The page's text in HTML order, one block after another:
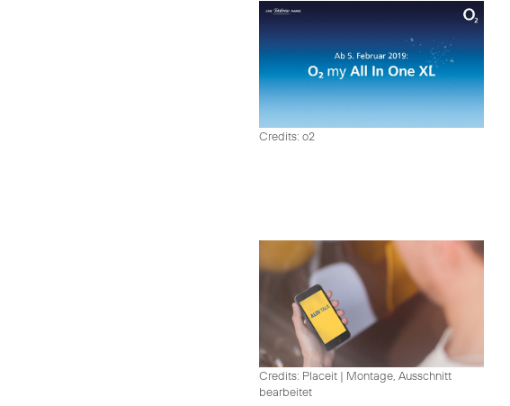
Credits: o2
Credits: Placeit | Montage, Ausschnitt
bearbeitet